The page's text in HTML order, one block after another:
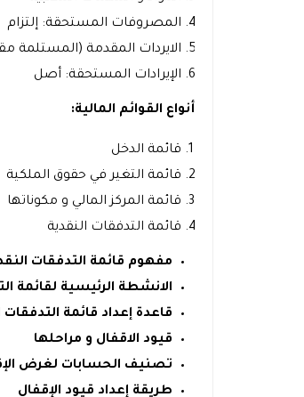
المصروفات المستحقة: إلتزام
الايردات المقدمة (المستلمة
الإيرادات المستحقة: أصل
أنواع القوائم المالية:
قائمة الدخل
قائمة التغير في حقوق الملكية
قائمة المركز المالي و مكوناتها
قائمة التدفقات النقدية
مفهوم قائمة التدفقات
الانشطة الرئيسية لقائمة
قاعدة إعداد قائمة التدفقات
قيود الاقفال و مراحلها
تصنيف الحسابات لغرض
طريقة إعداد قيود الإقفال